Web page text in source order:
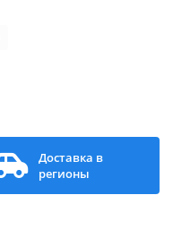
Доставка в
регионы